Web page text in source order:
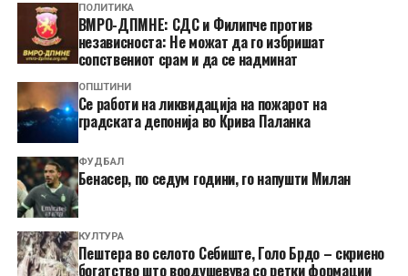
ПОЛИТИКА
ВМРО-ДПМНЕ: СДС и Филипче против
независноста: Не можат да го избришат
сопствениот срам и да се надминат
ОПШТИНИ
Се работи на ликвидација на пожарот на
градската депонија во Крива Паланка
ФУДБАЛ
Бенасер, по седум години, го напушти Милан
КУЛТУРА
Пештера во селото Себиште, Голо Брдо – скриено
богатство што воодушевува со ретки формации